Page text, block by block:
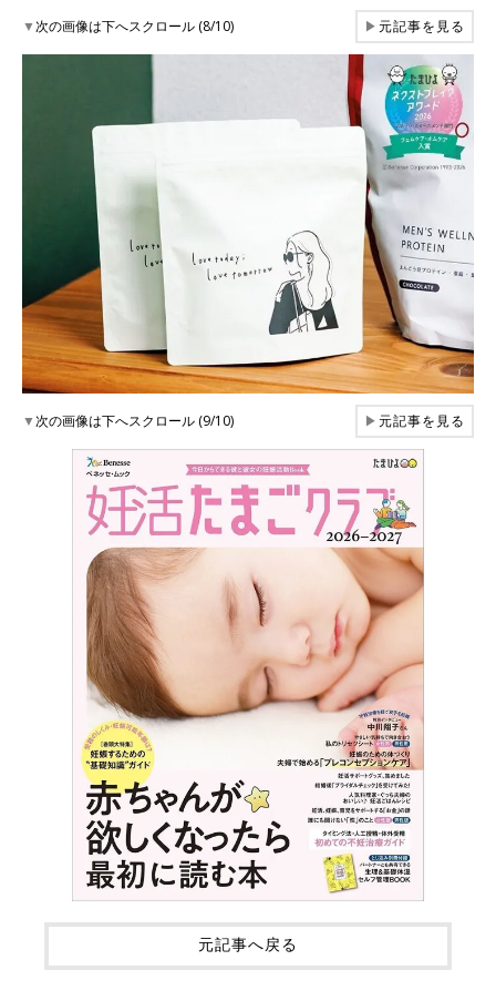
▼次の画像は下へスクロール (8/10) ▶元記事を見る
▼次の画像は下へスクロール (9/10) ▶元記事を見る
元記事へ戻る